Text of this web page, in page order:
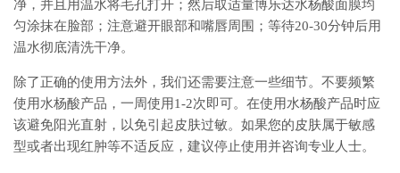
净，并且用温水将毛孔打开；然后取适量博乐达水杨酸面膜均
匀涂抹在脸部；注意避开眼部和嘴唇周围；等待20-30分钟后用
温水彻底清洗干净。
除了正确的使用方法外，我们还需要注意一些细节。不要频繁
使用水杨酸产品，一周使用1-2次即可。在使用水杨酸产品时应
该避免阳光直射，以免引起皮肤过敏。如果您的皮肤属于敏感
型或者出现红肿等不适反应，建议停止使用并咨询专业人士。